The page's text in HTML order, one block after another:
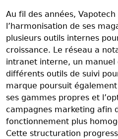
Au fil des années,
l’harmonisation de ses
plusieurs outils internes
croissance. Le réseau a
intranet interne, un
différents outils de suivi
marque poursuit
ses gammes propres et
campagnes marketing afin
fonctionnement plus
Cette structuration